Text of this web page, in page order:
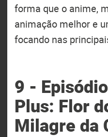
forma que o anime,
animação melhor e
focando nas
9 -
Plus: Flor
Milagre da